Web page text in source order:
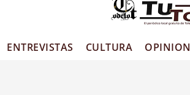
ENTREVISTAS CULTURA OPINION